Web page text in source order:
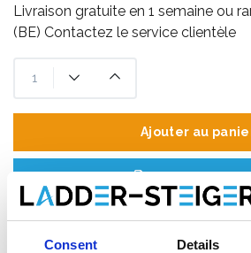
Consent Details
Livraison gratuite en 1 semaine ou
(BE) Contactez le service clientèle
Ajouter au
Enregistrer